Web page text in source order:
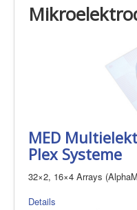
MED
Plex Systeme
32×2, 16×4 Arrays
Details